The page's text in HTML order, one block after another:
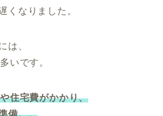
くなりました。
は、
いです。
住宅費がかかり、
備。。